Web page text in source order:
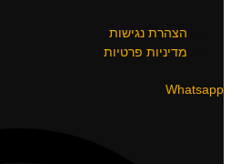
הצהרת נגישות
מדיניות פרטיות
Whatsapp